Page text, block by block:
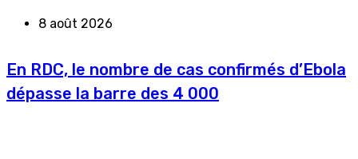
8 août 2026
En RDC, le nombre de cas confirmés d’Ebola
dépasse la barre des 4 000